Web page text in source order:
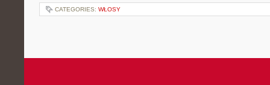
CATEGORIES: WŁOSY